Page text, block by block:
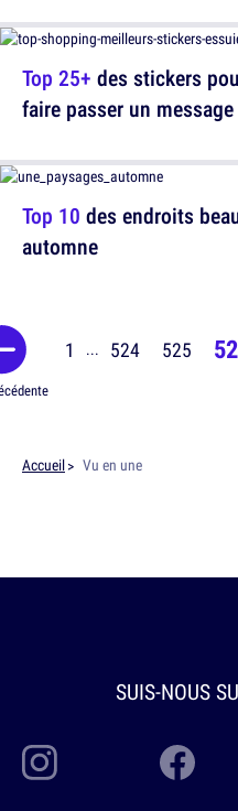
Top 25+ des stickers
faire passer un
Top 10 des endroits
automne
1 ... 524 525
Accueil Vu en une
SUIS-NOUS